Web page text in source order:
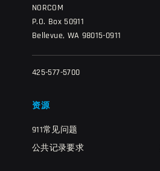
NORCOM
P.O. Box 50911
Bellevue, WA 98015-0911
425-577-5700
资源
911常见问题
公共记录要求